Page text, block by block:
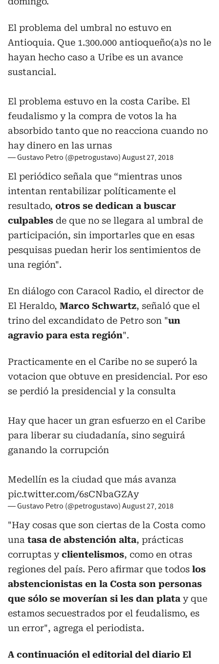
El problema del umbral no estuvo en
Antioquia. Que 1.300.000 antioqueño(a)s no le
hayan hecho caso a Uribe es un avance
sustancial.
El problema estuvo en la costa Caribe. El
feudalismo y la compra de votos la ha
absorbido tanto que no reacciona cuando no
hay dinero en las urnas
— Gustavo Petro (@petrogustavo) August 27, 2018
El periódico señala que “mientras unos
intentan rentabilizar políticamente el
resultado, otros se dedican a buscar
culpables de que no se llegara al umbral de
participación, sin importarles que en esas
pesquisas puedan herir los sentimientos de
una región".
En diálogo con Caracol Radio, el director de
El Heraldo, Marco Schwartz, señaló que el
trino del excandidato de Petro son "un
agravio para esta región".
Practicamente en el Caribe no se superó la
votacion que obtuve en presidencial. Por eso
se perdió la presidencial y la consulta
Hay que hacer un gran esfuerzo en el Caribe
para liberar su ciudadanía, sino seguirá
ganando la corrupción
Medellín es la ciudad que más avanza
pic.twitter.com/6sCNbaGZAy
— Gustavo Petro (@petrogustavo) August 27, 2018
"Hay cosas que son ciertas de la Costa como
una tasa de abstención alta, prácticas
corruptas yclientelismos, como en otras
regiones del país. Pero afirmar que todos los
abstencionistas en la Costa son personas
que sólo se moverían si les dan plata y que
estamos secuestrados por el feudalismo, es
un error", agrega el periodista.
A continuación el editorial del diario El